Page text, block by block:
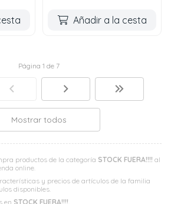
productos de la categoría STOCK FUERA!!!! al
online.
y precios de artículos de la familia
disponibles.
en STOCK FUERA!!!!.
Añadir a la cesta
Página 1 de 7
Mostrar todos